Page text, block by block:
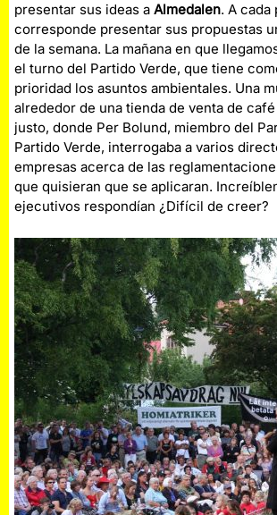
presentar sus ideas aAlmedalen. A cada
corresponde presentar sus propuestas
de la semana. La mañana en que
el turno del Partido Verde, que tiene
prioridad los asuntos ambientales. Una
alrededor de una tienda de venta de
justo, donde Per Bolund, miembro del
Partido Verde, interrogaba a varios
empresas acerca de las
que quisieran que se aplicaran.
ejecutivos respondían ¿Difícil de creer?